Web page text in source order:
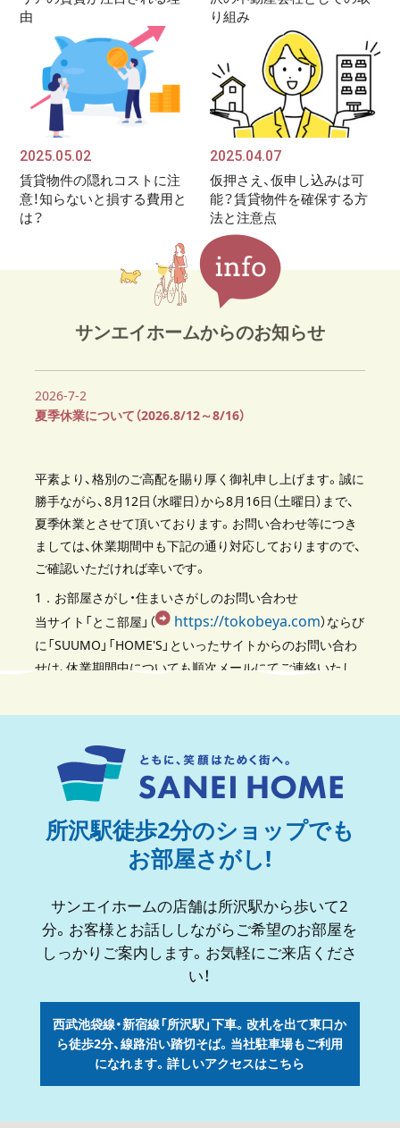
由
り組み
2025.05.02
賃貸物件の隠れコストに注
意！知らないと損する費用と
は？
2025.04.07
仮押さえ、仮申し込みは可
能？賃貸物件を確保する方
法と注意点
サンエイホームからのお知らせ
2026-7-2
夏季休業について（2026.8/12～8/16）
平素より、格別のご高配を賜り厚く御礼申し上げます。誠に
勝手ながら、8月12日（水曜日）から8月16日（土曜日）まで、
夏季休業とさせて頂いております。お問い合わせ等につき
ましては、休業期間中も下記の通り対応しておりますので、
ご確認いただければ幸いです。
1．お部屋さがし・住まいさがしのお問い合わせ
当サイト「とこ部屋」（
https://tokobeya.com）ならび
に「SUUMO」「HOME'S」といったサイトからのお問い合わ
せは、休業期間中についても順次メールにてご連絡いたし
誠に恐れ入りますが、休業期間中の4日間は電話でのご連絡
2．弊社管理物件にご入居の皆様のお問い合わせ
サンエイホーム緊急サポートセンター「04-2993-1180」へ
修理手配等に通常よりお時間を頂戴する可能性がございま
す。 以上、皆様にはご不便をお掛けしますが、何卒ご了承
くださいますようお願いいたします。
2026-7-1
カナリークラウドアワード2026「クイックスタート賞」受
株式会社サンエイホームは、顧客管理システム「カナリーク
ラウド」を活用した
顧客対応および業務改善の取り組みにおいて、
カナリークラウドアワード2026「クイックスタート賞」を
受賞いたしました。 ​
当社では主に賃貸営業課においてカナリークラウドを活用
所沢駅徒歩2分のショップでも
お部屋さがし!
サンエイホームの店舗は所沢駅から歩いて2
分。お客様とお話ししながらご希望のお部屋を
しっかりご案内します。お気軽にご来店くださ
い！
西武池袋線・新宿線「所沢駅」下車。改札を出て東口か
ら徒歩2分、線路沿い踏切そば。 当社駐車場もご利用
になれます。詳しいアクセスはこちら